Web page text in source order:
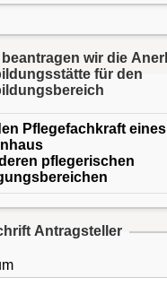
beantragen wir die
für den
Pflegefachkraft
pflegerischen
Antragsteller